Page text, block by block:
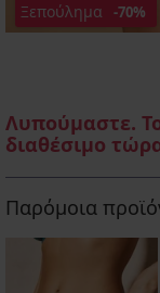
Ξεπούλημα -70%
Λυπούμαστε.
διαθέσιμο
Παρόμοια